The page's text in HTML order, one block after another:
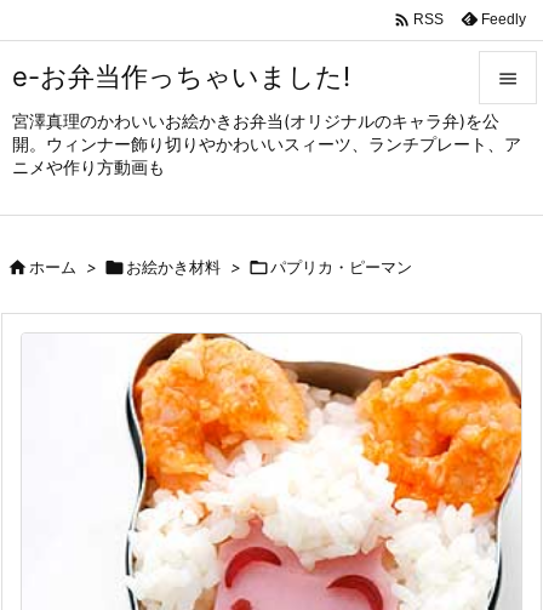
e-お弁当作っちゃいました!
宮澤真理のかわいいお絵かきお弁当(オリジナルのキャラ弁)を公
開。ウィンナー飾り切りやかわいいスィーツ、ランチプレート、ア
ニメや作り方動画も


メニュ
サイド

次へ

検索
 RSS Feedly
ホーム > お絵かき材料 > パプリカ・ピーマン